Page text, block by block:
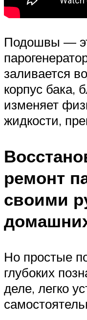
Подошвы —
заливается
корпус бака,
изменяет
жидкости,
ремонт
своими
Но простые
глубоких
деле, легко